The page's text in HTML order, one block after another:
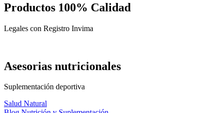
Productos 100% Calidad
Legales con Registro Invima
Asesorias nutricionales
Suplementación deportiva
Salud Natural